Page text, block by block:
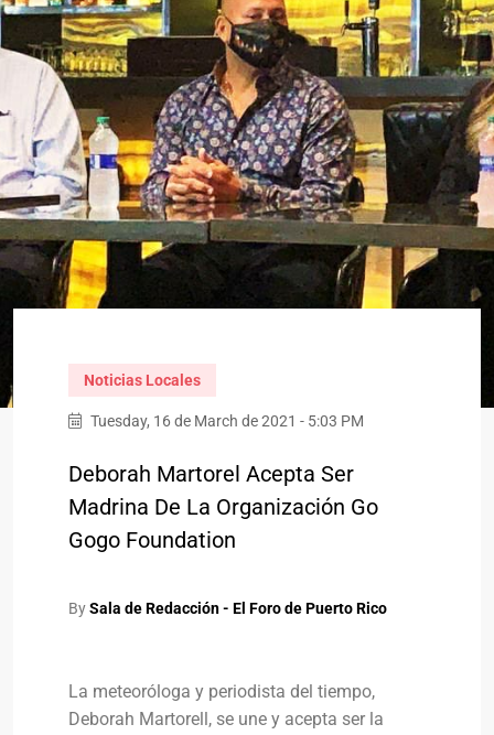
Noticias Locales
Tuesday, 16 de March de 2021 - 5:03 PM
Deborah Martorel Acepta Ser
Madrina De La Organización Go
Gogo Foundation
BySala de Redacción - El Foro de Puerto Rico
La meteoróloga y periodista del tiempo,
Deborah Martorell, se une y acepta ser la